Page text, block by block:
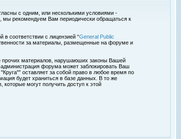
с одним, или несколькими условиями -
мы рекомендуем Вам периодически обращаться к
соответствии с лицензией “General Public
за материалы, размещенные на форуме и
прочих материалов, нарушаюших законы Вашей
форума может заблокировать Ваш
оставляет за собой право в любое время по
будет храниться в базе данных. В то же
могут получить доступ к этой